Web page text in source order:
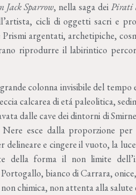
Jack Sparrow, nella saga deiPirati
cicli di oggetti sacri e
argentati, archetipiche,
riprodurre il labirintico
colonna invisibile del
calcarea di etá paleolitica,
dalle cave dei dintorni di
Nere esce dalla proporzione
e cingere il vuoto, la
della forma il non limite
bianco di Carrara,
chimica, non attenta alla